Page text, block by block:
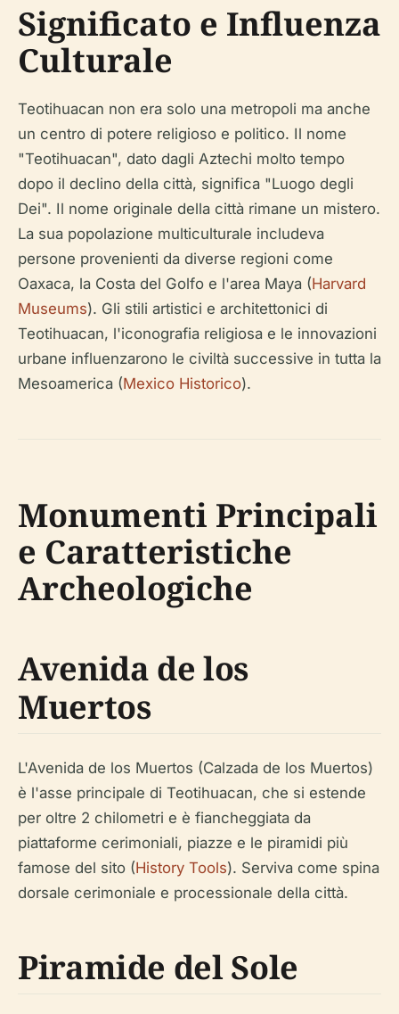
Significato e Influenza
Culturale
Teotihuacan non era solo una metropoli ma anche
un centro di potere religioso e politico. Il nome
"Teotihuacan", dato dagli Aztechi molto tempo
dopo il declino della città, significa "Luogo degli
Dei". Il nome originale della città rimane un mistero.
La sua popolazione multiculturale includeva
persone provenienti da diverse regioni come
Oaxaca, la Costa del Golfo e l'area Maya (Harvard
Museums). Gli stili artistici e architettonici di
Teotihuacan, l'iconografia religiosa e le innovazioni
urbane influenzarono le civiltà successive in tutta la
Mesoamerica (Mexico Historico).
Monumenti Principali
e Caratteristiche
Archeologiche
Avenida de los
Muertos
L'Avenida de los Muertos (Calzada de los Muertos)
è l'asse principale di Teotihuacan, che si estende
per oltre 2 chilometri e è fiancheggiata da
piattaforme cerimoniali, piazze e le piramidi più
famose del sito (History Tools). Serviva come spina
dorsale cerimoniale e processionale della città.
Piramide del Sole